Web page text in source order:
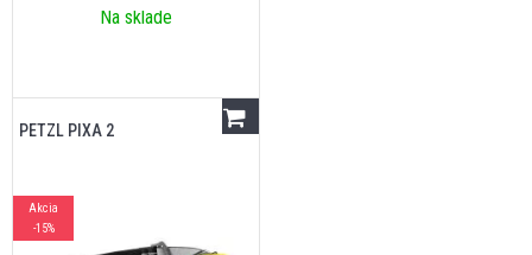
Na sklade
PETZL PIXA 2
Akcia
-15%